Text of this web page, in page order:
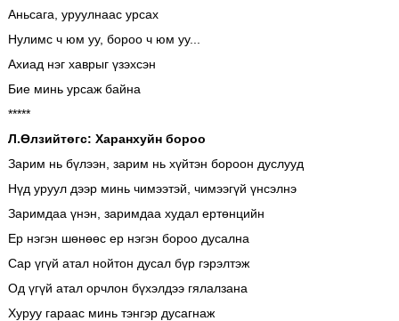
Аньсага, уруулнаас урсах
Нулимс ч юм уу, бороо ч юм уу...
Ахиад нэг хаврыг үзэхсэн
Бие минь урсаж байна
*****
Л.Өлзийтөгс: Харанхуйн бороо
Зарим нь бүлээн, зарим нь хүйтэн бороон дуслууд
Нүд уруул дээр минь чимээтэй, чимээгүй үнсэлнэ
Заримдаа үнэн, заримдаа худал ертөнцийн
Ер нэгэн шөнөөс ер нэгэн бороо дусална
Сар үгүй атал нойтон дусал бүр гэрэлтэж
Од үгүй атал орчлон бүхэлдээ гялалзана
Хуруу гараас минь тэнгэр дусагнаж